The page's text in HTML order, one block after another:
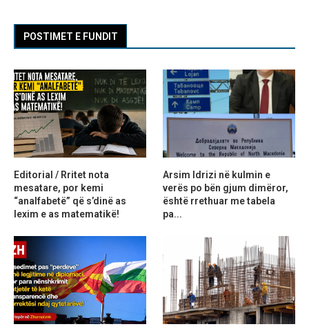
POSTIMET E FUNDIT
Editorial / Rritet nota
mesatare, por kemi
“analfabetë” që s’dinë as
lexim e as matematikë!
Arsim Idrizi në kulmin e
verës po bën gjum dimëror,
është rrethuar me tabela
pa...